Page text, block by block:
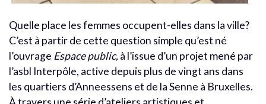
Quelle place les femmes occupent-elles dans la ville?
C’est à partir de cette question simple qu’est né
l’ouvrage Espace public,à l’issue d’un projet mené par
l’asbl Interpôle, active depuis plus de vingt ans dans
les quartiers d’Anneessens et de la Senne à Bruxelles.